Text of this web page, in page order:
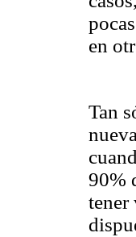
en
Tan
90%
tener